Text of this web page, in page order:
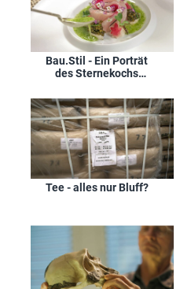
Bau.Stil - Ein Porträt
des Sternekochs
Tee - alles nur Bluff?